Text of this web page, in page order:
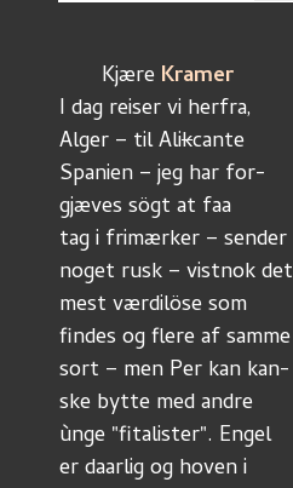
       Kjære
Kramer
I dag reiser vi herfra,
Alger – til Alikcante
Spanien – jeg har for-
gjæves sögt at faa
tag i frimærker – sender
noget rusk – vistnok det
mest værdilöse som
findes og flere af samme
sort – men Per kan kan-
ske bytte med andre
ùnge "fitalister". Engel
er daarlig og hoven i